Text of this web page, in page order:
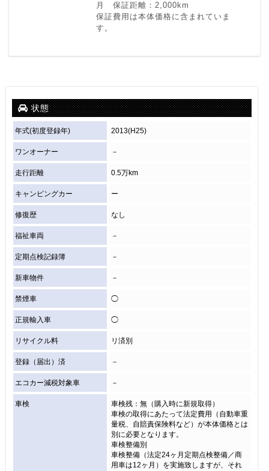
月 保証距離：2,000km
保証費用は本体価格に含まれていま
す。
状態
年式(初度登録年) 2013(H25)
ワンオーナー －
走行距離 0.5万km
キャンピングカー ー
修復歴 なし
福祉車両 －
定期点検記録簿 －
新車物件 －
禁煙車 ◯
正規輸入車 ◯
リサイクル料 リ済別
登録（届出）済 －
エコカー減税対象車 －
車検
車検残：無（購入時に新規取得）
車検の取得にあたって法定費用（自動車重
量税、自賠責保険料など）が本体価格とは
別に必要となります。
車検整備別
車検整備（法定24ヶ月定期点検整備／商
用車は12ヶ月）を実施致しますが、それ